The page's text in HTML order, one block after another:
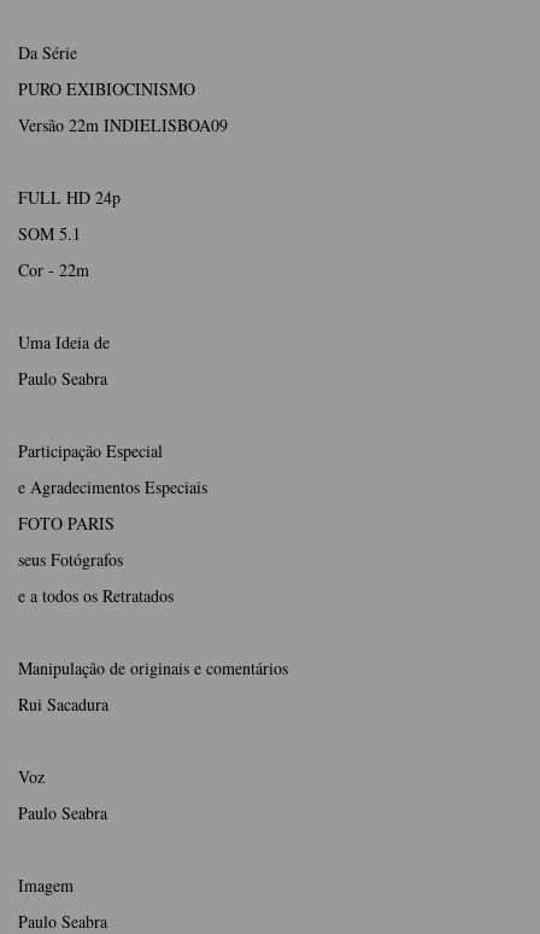
Da Série
PURO EXIBIOCINISMO
Versão 22m INDIELISBOA09
FULL HD 24p
SOM 5.1
Cor - 22m
Uma Ideia de
Paulo Seabra
Participação Especial
e Agradecimentos Especiais
FOTO PARIS
seus Fotógrafos
e a todos os Retratados
Manipulação de originais e comentários
Rui Sacadura
Voz
Paulo Seabra
Imagem
Paulo Seabra